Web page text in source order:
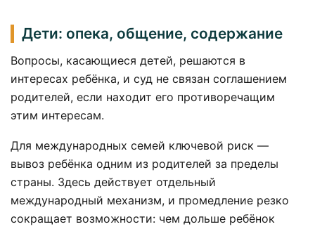
Дети: опека, общение, содержание
Вопросы, касающиеся детей, решаются в
интересах ребёнка, и суд не связан соглашением
родителей, если находит его противоречащим
этим интересам.
Для международных семей ключевой риск —
вывоз ребёнка одним из родителей за пределы
страны. Здесь действует отдельный
международный механизм, и промедление резко
сокращает возможности: чем дольше ребёнок